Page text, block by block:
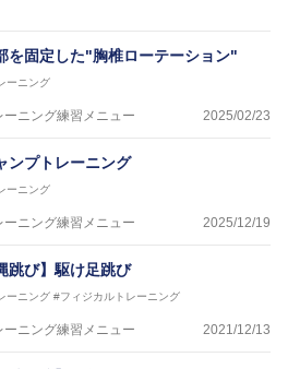
いる。
会やセミナー、専門学校などの教育機関
遣するなど後進育成にも力を入れている。
の健康な人生をサポートする」を企業理念
し、一人一人の「楽しく、豊かに、生き
きる、そんな『健康な人生』をサポートし
を固定した"胸椎ローテーション"
ーニング
ーニング練習メニュー 2025/02/23
ンプトレーニング
ーニング
ーニング練習メニュー 2025/12/19
跳び】駆け足跳び
ーニング #フィジカルトレーニング
ーニング練習メニュー 2021/12/13